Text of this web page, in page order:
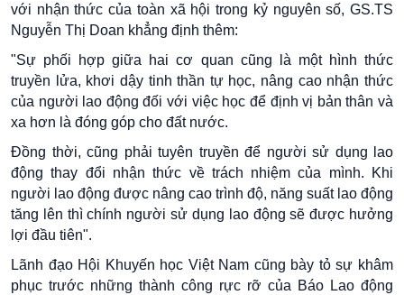
với nhận thức của toàn xã hội trong kỷ nguyên số, GS.TS
Nguyễn Thị Doan khẳng định thêm:
"Sự phối hợp giữa hai cơ quan cũng là một hình thức
truyền lửa, khơi dậy tinh thần tự học, nâng cao nhận thức
của người lao động đối với việc học để định vị bản thân và
xa hơn là đóng góp cho đất nước.
Đồng thời, cũng phải tuyên truyền để người sử dụng lao
động thay đổi nhận thức về trách nhiệm của mình. Khi
người lao động được nâng cao trình độ, năng suất lao động
tăng lên thì chính người sử dụng lao động sẽ được hưởng
lợi đầu tiên".
Lãnh đạo Hội Khuyến học Việt Nam cũng bày tỏ sự khâm
phục trước những thành công rực rỡ của Báo Lao động